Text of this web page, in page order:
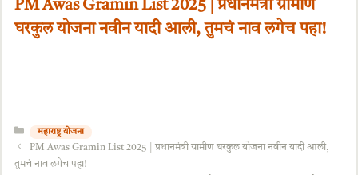
PM Awas Gramin List 2025 | प्रधानमंत्री ग्रामीण
घरकुल योजना नवीन यादी आली, तुमचं नाव लगेच पहा!
Categories
महाराष्ट्र योजना
PM Awas Gramin List 2025 | प्रधानमंत्री ग्रामीण घरकुल योजना नवीन यादी आली,
तुमचं नाव लगेच पहा!